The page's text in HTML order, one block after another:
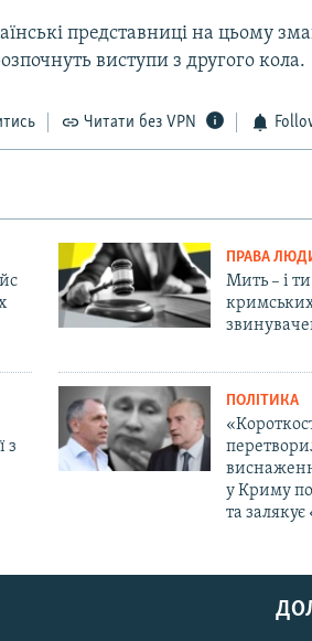
представниці на цьому
виступи з другого кола.
Читати без VPN
ПРАВА
Мить – і
кримських
з
ПОЛІТИКА
у Криму
та